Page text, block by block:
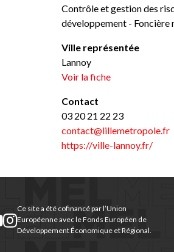
Contrôle et gestion des
développement -
Ville représentée
Lannoy
Voir la fiche
Contact
03 20 21 22 23
contact@lillemetropole.fr
https://ville-lannoy.fr/
youtube
(nouvelle
instagram
(nouvelle
Ce site a été cofinancé par l’Union
Européenne avec le Fonds Européen de
Développement Économique et Régional.